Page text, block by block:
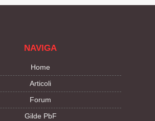
NAVIGA
Home
Articoli
Forum
Gilde PbF